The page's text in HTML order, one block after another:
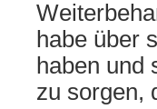
habe über
haben und
zu sorgen,